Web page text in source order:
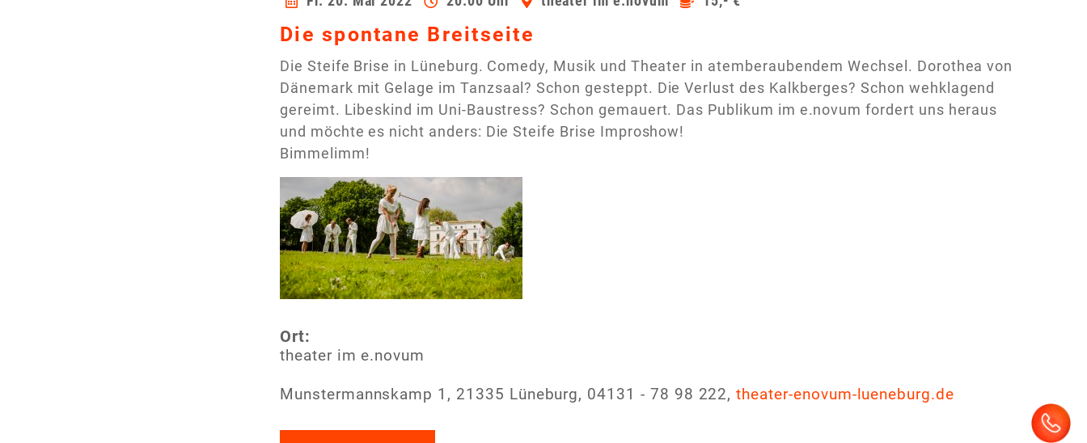
Die spontane Breitseite
Die Steife Brise in Lüneburg. Comedy, Musik und Theater in atemberaubendem Wechsel. Dorothea von
Dänemark mit Gelage im Tanzsaal? Schon gesteppt. Die Verlust des Kalkberges? Schon wehklagend
gereimt. Libeskind im Uni-Baustress? Schon gemauert. Das Publikum im e.novum fordert uns heraus
und möchte es nicht anders: Die Steife Brise Improshow!
Bimmelimm!
Ort:
theater im e.novum
Munstermannskamp 1, 21335 Lüneburg, 04131 - 78 98 222,theater-enovum-lueneburg.de